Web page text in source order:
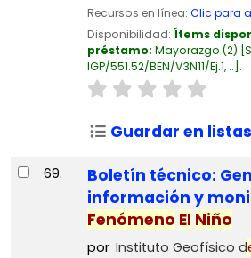
Recursos en línea: Clic para
Disponibilidad: Ítems
préstamo: Mayorazgo (2)
IGP/551.52/BEN/V3N11/Ej.1, .. .
Guardar en listas
69.
Boletín técnico:
información y
Fenómeno El Niño
por Instituto Geofísico d